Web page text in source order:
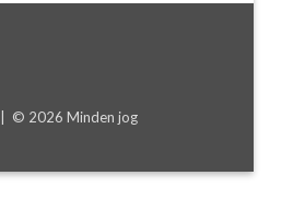
| © 2026 Minden jog